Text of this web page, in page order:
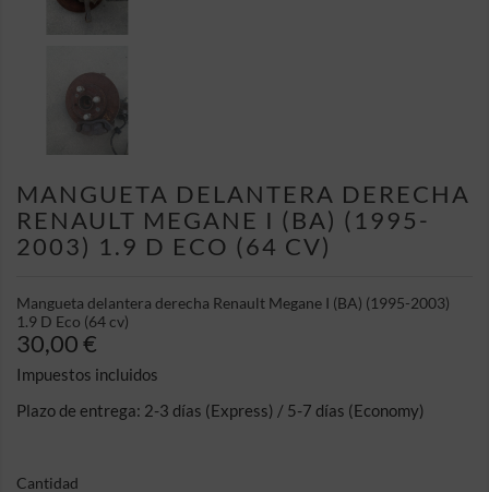
MANGUETA DELANTERA DERECHA
RENAULT MEGANE I (BA) (1995-
2003) 1.9 D ECO (64 CV)
Mangueta delantera derecha Renault Megane I (BA) (1995-2003)
1.9 D Eco (64 cv)
30,00 €
Impuestos incluidos
Plazo de entrega: 2-3 días (Express) / 5-7 días (Economy)
Cantidad